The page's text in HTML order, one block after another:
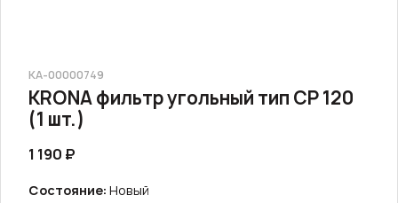
КА-00000749
KRONA фильтр угольный тип CP 120
(1 шт.)
1 190 ₽
Состояние: Новый